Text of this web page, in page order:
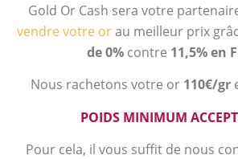
Gold Or Cash sera votre
vendre votre orau meilleur prix
de 0% contre 11,5% en
Nous rachetons votre or 110€/gr
POIDS MINIMUM
Pour cela, il vous suffit de nous